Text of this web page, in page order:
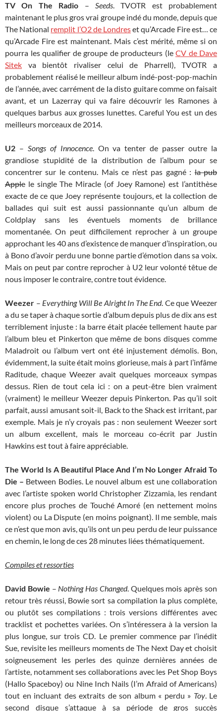
TV On The Radio – Seeds. TVOTR est probablement
maintenant le plus gros vrai groupe indé du monde, depuis que
The National remplit l’O2 de Londreset qu’Arcade Fire est… ce
qu’Arcade Fire est maintenant. Mais c’est mérité, même si on
pourra les qualifier de groupe de producteurs (le CV de Dave
Sitek va bientôt rivaliser celui de Pharrell), TVOTR a
probablement réalisé le meilleur album indé-post-pop-machin
de l’année, avec carrément de la disto guitare comme on faisait
avant, et un Lazerray qui va faire découvrir les Ramones à
quelques barbus aux grosses lunettes. Careful You est un des
meilleurs morceaux de 2014.
U2 – Songs of Innocence. On va tenter de passer outre la
grandiose stupidité de la distribution de l’album pour se
concentrer sur le contenu. Mais ce n’est pas gagné :la pub
Apple le single The Miracle (of Joey Ramone) est l’antithèse
exacte de ce que Joey représente toujours, et la collection de
ballades qui suit est aussi passionnante qu’un album de
Coldplay sans les éventuels moments de brillance
momentanée. On peut difficilement reprocher à un groupe
approchant les 40 ans d’existence de manquer d’inspiration, ou
à Bono d’avoir perdu une bonne partie d’émotion dans sa voix.
Mais on peut par contre reprocher à U2 leur volonté têtue de
nous imposer le contraire, contre tout évidence.
Weezer – Everything Will Be Alright In The End. Ce que Weezer
a du se taper à chaque sortie d’album depuis plus de dix ans est
terriblement injuste : la barre était placée tellement haute par
l’album bleu et Pinkerton que même de bons disques comme
Maladroit ou l’album vert ont été injustement démolis. Bon,
évidemment, la suite était moins glorieuse, mais à part l’infâme
Raditude, chaque Weezer avait quelques morceaux sympas
dessus. Rien de tout cela ici : on a peut-être bien vraiment
(vraiment) le meilleur Weezer depuis Pinkerton. Pas qu’il soit
parfait, aussi amusant soit-il, Back to the Shack est irritant, par
exemple. Mais je n’y croyais pas : non seulement Weezer sort
un album excellent, mais le morceau co-écrit par Justin
Hawkins est tout à faire appréciable.
The World Is A Beautiful Place And I’m No Longer Afraid To
Die – Between Bodies. Le nouvel album est une collaboration
avec l’artiste spoken world Christopher Zizzamia, les rendant
encore plus proches de Touché Amoré (en nettement moins
violent) ou La Dispute (en moins poignant). Il me semble, mais
ce n’est que mon avis, qu’ils ont un peu perdu de leur puissance
en chemin, le long de ces 28 minutes liées thématiquement.
Compiles et ressorties
David Bowie – Nothing Has Changed. Quelques mois après son
retour très réussi, Bowie sort sa compilation la plus complète,
ou plutôt ses compilations : trois versions différentes avec
tracklist et pochettes variées. On s’intéressera à la version la
plus longue, sur trois CD. Le premier commence par l’inédit
Sue, revisite les meilleurs moments de The Next Day et choisit
soigneusement les perles des quinze dernières années de
l’artiste, notamment ses collaborations avec les Pet Shop Boys
(Hallo Spaceboy) ou Nine Inch Nails (I’m Afraid of Americans)
tout en incluant des extraits de son album « perdu » Toy. Le
second disque s’attaque à sa période de gros succès